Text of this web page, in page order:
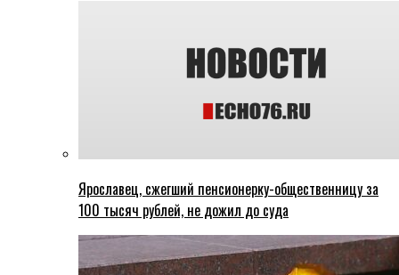
Ярославец, сжегший пенсионерку-общественницу за
100 тысяч рублей, не дожил до суда